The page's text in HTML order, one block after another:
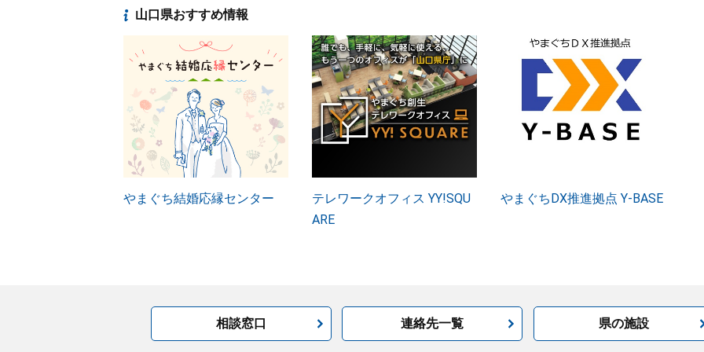
山口県おすすめ情報
やまぐち結婚応縁センター
テレワークオフィス YY!SQU
ARE
やまぐちDX推進拠点 Y-BASE
相談窓口 連絡先一覧 県の施設